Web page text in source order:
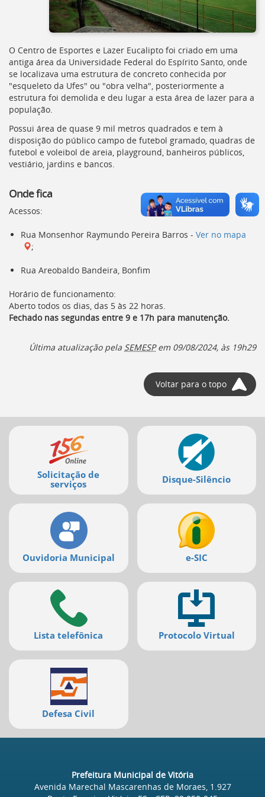
de
notícias
[]
Ir
para
o
desta
página
[]
Ir
a
[]
para
o
deste
[]
O Centro de Esportes e Lazer Eucalipto foi criado em uma
antiga área da Universidade Federal do Espírito Santo, onde
se localizava uma estrutura de concreto conhecida por
"esqueleto da Ufes" ou "obra velha", posteriormente a
estrutura foi demolida e deu lugar a esta área de lazer para a
população.
Possui área de quase 9 mil metros quadrados e tem à
disposição do público campo de futebol gramado, quadras de
futebol e voleibol de areia, playground, banheiros públicos,
vestiário, jardins e bancos.
Onde fica
Acessos:
Rua Monsenhor Raymundo Pereira Barros - Ver no mapa
;
Rua Areobaldo Bandeira, Bonfim
Horário de funcionamento:
Aberto todos os dias, das 5 às 22 horas.
Fechado nas segundas entre 9 e 17h para manutenção.
Última atualização pela SEMESPem 09/08/2024, às 19h29
Voltar para o topo
Mais
serviços
Solicitação de
serviços
Disque-Silêncio
Ouvidoria Municipal e-SIC
Lista telefônica Protocolo Virtual
Defesa Civil
Prefeitura Municipal de Vitória
Avenida Marechal Mascarenhas de Moraes, 1.927